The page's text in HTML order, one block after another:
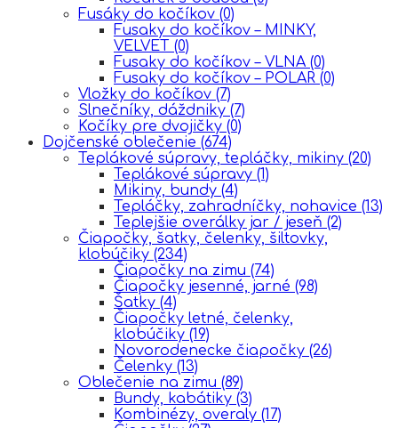
Fusáky do kočíkov (0)
Fusaky do kočíkov – MINKY,
VELVET (0)
Fusaky do kočíkov – VLNA (0)
Fusaky do kočíkov – POLAR (0)
Vložky do kočíkov (7)
Slnečníky, dáždniky (7)
Kočíky pre dvojičky (0)
Dojčenské oblečenie (674)
Teplákové súpravy, tepláčky, mikiny (20)
Teplákové súpravy (1)
Mikiny, bundy (4)
Tepláčky, zahradníčky, nohavice (13)
Teplejšie overálky jar / jeseň (2)
Čiapočky, šatky, čelenky, šiltovky,
klobúčiky (234)
Čiapočky na zimu (74)
Čiapočky jesenné, jarné (98)
Šatky (4)
Čiapočky letné, čelenky,
klobúčiky (19)
Novorodenecke čiapočky (26)
Čelenky (13)
Oblečenie na zimu (89)
Bundy, kabátiky (3)
Kombinézy, overaly (17)